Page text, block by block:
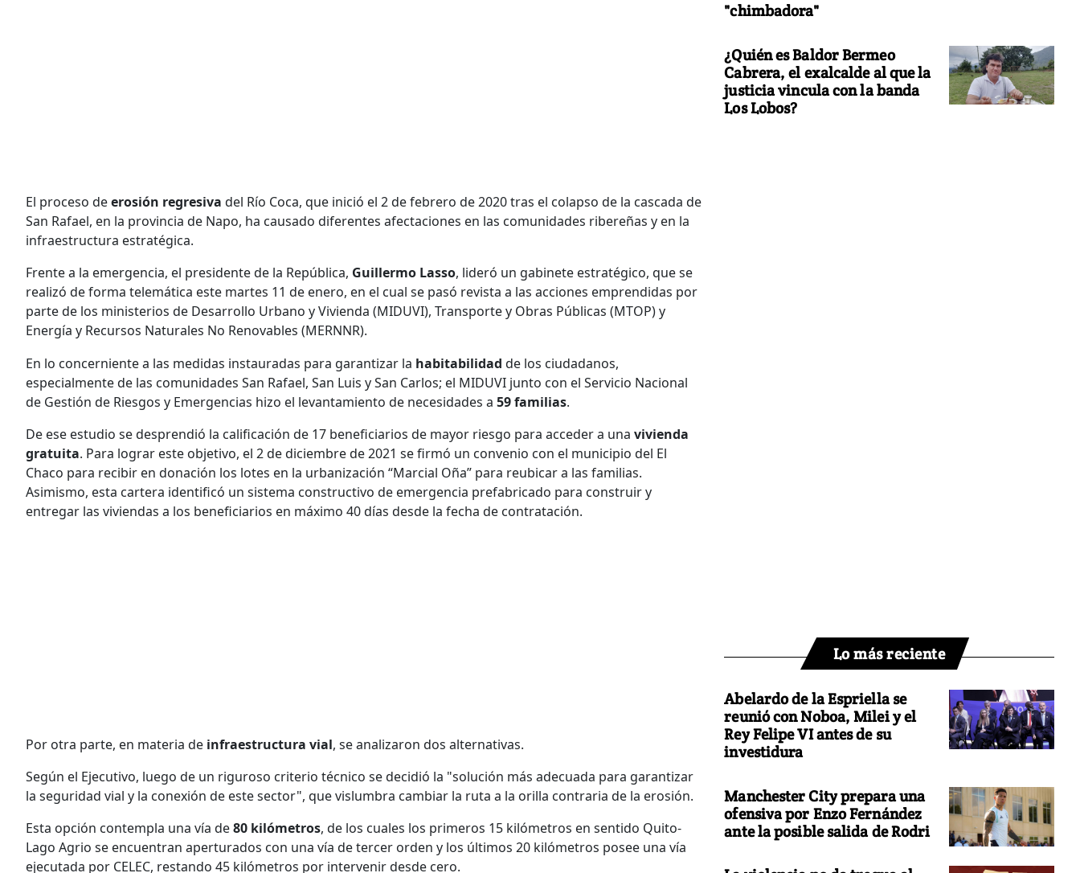
El proceso deerosión regresiva del Río Coca, que inició el 2 de febrero de 2020 tras el colapso de la cascada de
San Rafael, en la provincia de Napo, ha causado diferentes afectaciones en las comunidades ribereñas y en la
infraestructura estratégica.
Frente a la emergencia, el presidente de la República, Guillermo Lasso, lideró un gabinete estratégico, que se
realizó de forma telemática este martes 11 de enero, en el cual se pasó revista a las acciones emprendidas por
parte de los ministerios de Desarrollo Urbano y Vivienda (MIDUVI), Transporte y Obras Públicas (MTOP) y
Energía y Recursos Naturales No Renovables (MERNNR).
En lo concerniente a las medidas instauradas para garantizar la habitabilidad de los ciudadanos,
especialmente de las comunidades San Rafael, San Luis y San Carlos; el MIDUVI junto con el Servicio Nacional
de Gestión de Riesgos y Emergencias hizo el levantamiento de necesidades a 59 familias.
De ese estudio se desprendió la calificación de 17 beneficiarios de mayor riesgo para acceder a una vivienda
gratuita. Para lograr este objetivo, el 2 de diciembre de 2021 se firmó un convenio con el municipio del El
Chaco para recibir en donación los lotes en la urbanización “Marcial Oña” para reubicar a las familias.
Asimismo, esta cartera identificó un sistema constructivo de emergencia prefabricado para construir y
entregar las viviendas a los beneficiarios en máximo 40 días desde la fecha de contratación.
Por otra parte, en materia de infraestructura vial, se analizaron dos alternativas.
Según el Ejecutivo, luego de un riguroso criterio técnico se decidió la "solución más adecuada para garantizar
la seguridad vial y la conexión de este sector", que vislumbra cambiar la ruta a la orilla contraria de la erosión.
Esta opción contempla una vía de80 kilómetros, de los cuales los primeros 15 kilómetros en sentido Quito-
Lago Agrio se encuentran aperturados con una vía de tercer orden y los últimos 20 kilómetros posee una vía
ejecutada por CELEC, restando 45 kilómetros por intervenir desde cero.
"chimbadora"
¿Quién es Baldor Bermeo
Cabrera, el exalcalde al que la
justicia vincula con la banda
Los Lobos?
Lo más reciente
Abelardo de la Espriella se
reunió con Noboa, Milei y el
Rey Felipe VI antes de su
investidura
Manchester City prepara una
ofensiva por Enzo Fernández
ante la posible salida de Rodri